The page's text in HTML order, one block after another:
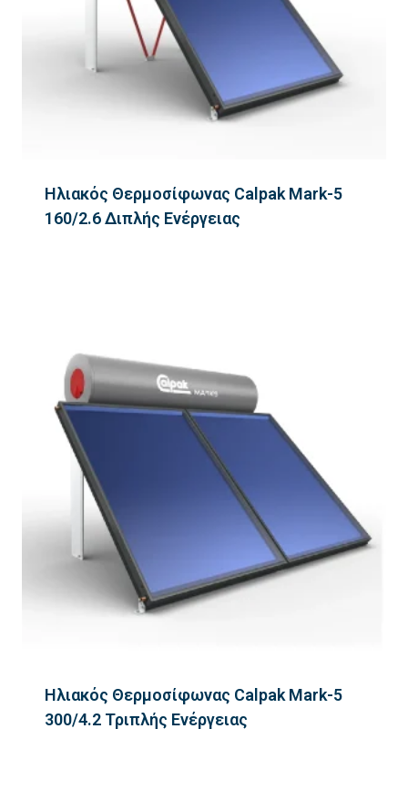
Ηλιακός Θερμοσίφωνας Calpak Mark-5
160/2.6 Διπλής Ενέργειας
Ηλιακός Θερμοσίφωνας Calpak Mark-5
300/4.2 Τριπλής Ενέργειας